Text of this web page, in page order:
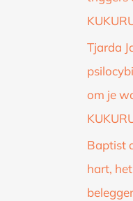
Tjarda
om je
Baptist
hart,